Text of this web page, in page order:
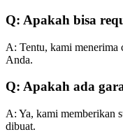
Q: Apakah bisa
A: Tentu, kami menerima
Anda.
Q: Apakah ada
A: Ya, kami memberikan
dibuat.